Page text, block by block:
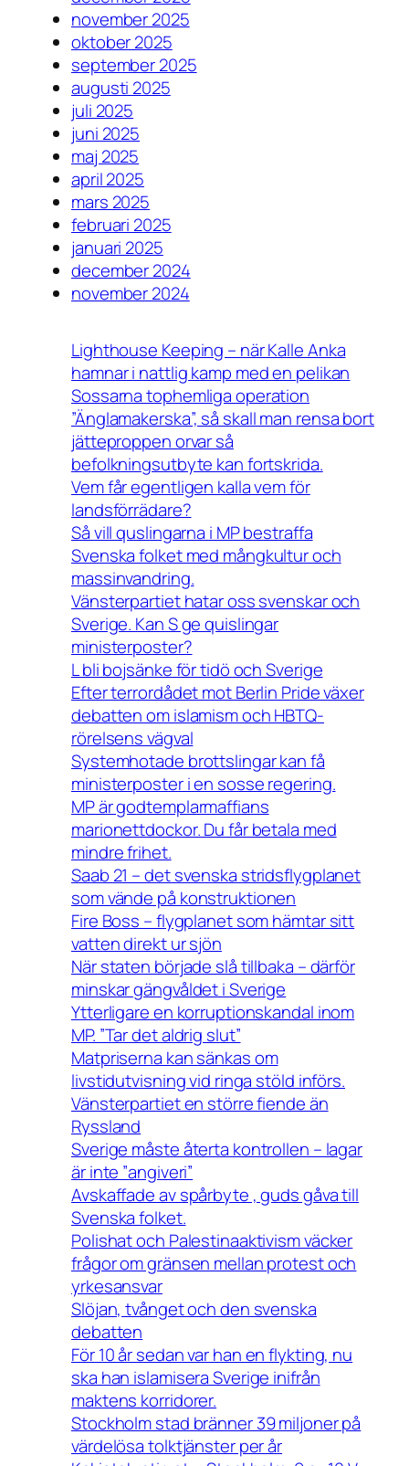
november 2025
oktober 2025
september 2025
augusti 2025
juli 2025
juni 2025
maj 2025
april 2025
mars 2025
februari 2025
januari 2025
december 2024
november 2024
Lighthouse Keeping – när Kalle Anka
hamnar i nattlig kamp med en pelikan
Sossarna tophemliga operation
”Änglamakerska”, så skall man rensa bort
jätteproppen orvar så
befolkningsutbyte kan fortskrida.
Vem får egentligen kalla vem för
landsförrädare?
Så vill quslingarna i MP bestraffa
Svenska folket med mångkultur och
massinvandring.
Vänsterpartiet hatar oss svenskar och
Sverige. Kan S ge quislingar
ministerposter?
L bli bojsänke för tidö och Sverige
Efter terrordådet mot Berlin Pride växer
debatten om islamism och HBTQ-
rörelsens vägval
Systemhotade brottslingar kan få
ministerposter i en sosse regering.
MP är godtemplarmaffians
marionettdockor. Du får betala med
mindre frihet.
Saab 21 – det svenska stridsflygplanet
som vände på konstruktionen
Fire Boss – flygplanet som hämtar sitt
vatten direkt ur sjön
När staten började slå tillbaka – därför
minskar gängvåldet i Sverige
Ytterligare en korruptionskandal inom
MP. ”Tar det aldrig slut”
Matpriserna kan sänkas om
livstidutvisning vid ringa stöld införs.
Vänsterpartiet en större fiende än
Ryssland
Sverige måste återta kontrollen – lagar
är inte ”angiveri”
Avskaffade av spårbyte , guds gåva till
Svenska folket.
Polishat och Palestinaaktivism väcker
frågor om gränsen mellan protest och
yrkesansvar
Slöjan, tvånget och den svenska
debatten
För 10 år sedan var han en flykting, nu
ska han islamisera Sverige inifrån
maktens korridorer.
Stockholm stad bränner 39 miljoner på
värdelösa tolktjänster per år